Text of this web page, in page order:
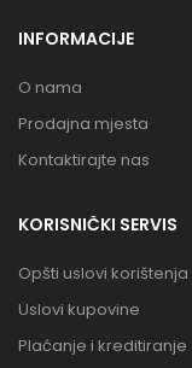
INFORMACIJE
O nama
Prodajna mjesta
Kontaktirajte nas
KORISNIČKI SERVIS
Opšti uslovi korištenja
Uslovi kupovine
Plaćanje i kreditiranje